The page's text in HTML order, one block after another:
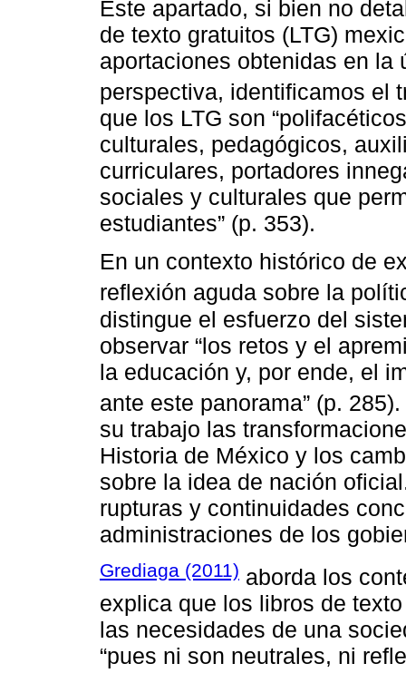
Este apartado, si bien no
de texto gratuitos (LTG)
aportaciones obtenidas en la
perspectiva, identificamos el
que los LTG son
culturales, pedagógicos,
curriculares, portadores
sociales y culturales que
estudiantes” (p. 353).
En un contexto histórico de
reflexión aguda sobre la
distingue el esfuerzo del
observar “los retos y el
la educación y, por ende, el
ante este panorama” (p.
su trabajo las
Historia de México y los
sobre la idea de nación
rupturas y continuidades
administraciones de los
Grediaga (2011) aborda los
explica que los libros de
las necesidades de una
“pues ni son neutrales, ni